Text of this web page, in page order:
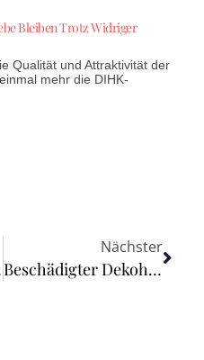
Bleiben Trotz Widriger
Qualität und Attraktivität der
mehr die DIHK-
Nächster
Beschädigter Dekohase: Schadensersatz im Nachbarschaftsstreit